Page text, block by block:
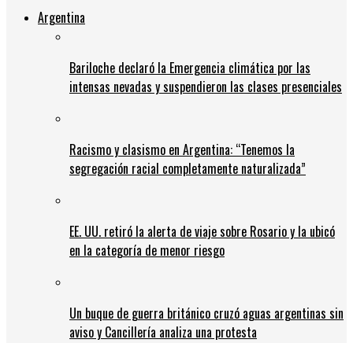
Argentina
Bariloche declaró la Emergencia climática por las
intensas nevadas y suspendieron las clases presenciales
Racismo y clasismo en Argentina: “Tenemos la
segregación racial completamente naturalizada”
EE. UU. retiró la alerta de viaje sobre Rosario y la ubicó
en la categoría de menor riesgo
Un buque de guerra británico cruzó aguas argentinas sin
aviso y Cancillería analiza una protesta